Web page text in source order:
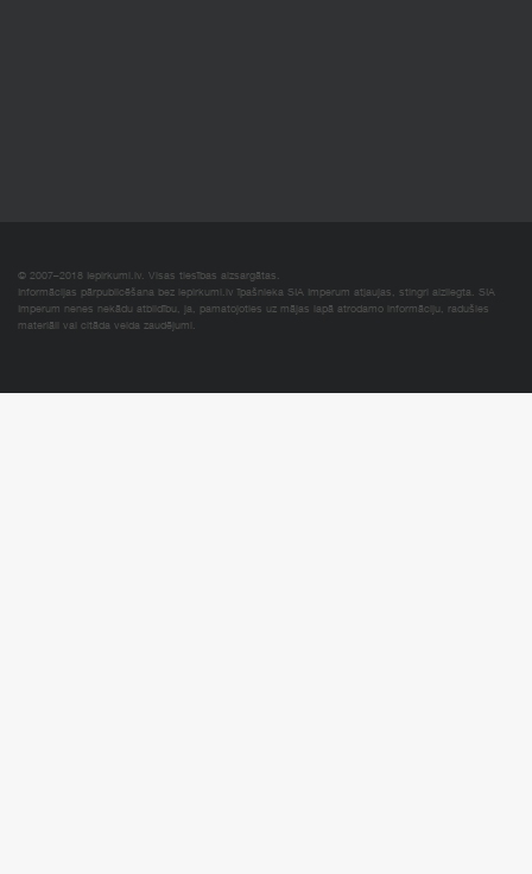
© 2007–2018 Iepirkumi.lv. Visas tiesības aizsargātas.
Informācijas pārpublicēšana bez iepirkumi.lv īpašnieka SIA Imperum atļaujas, stingri aizliegta. SIA
Imperum nenes nekādu atbildību, ja, pamatojoties uz mājas lapā atrodamo informāciju, radušies
materiāli vai citāda veida zaudējumi.